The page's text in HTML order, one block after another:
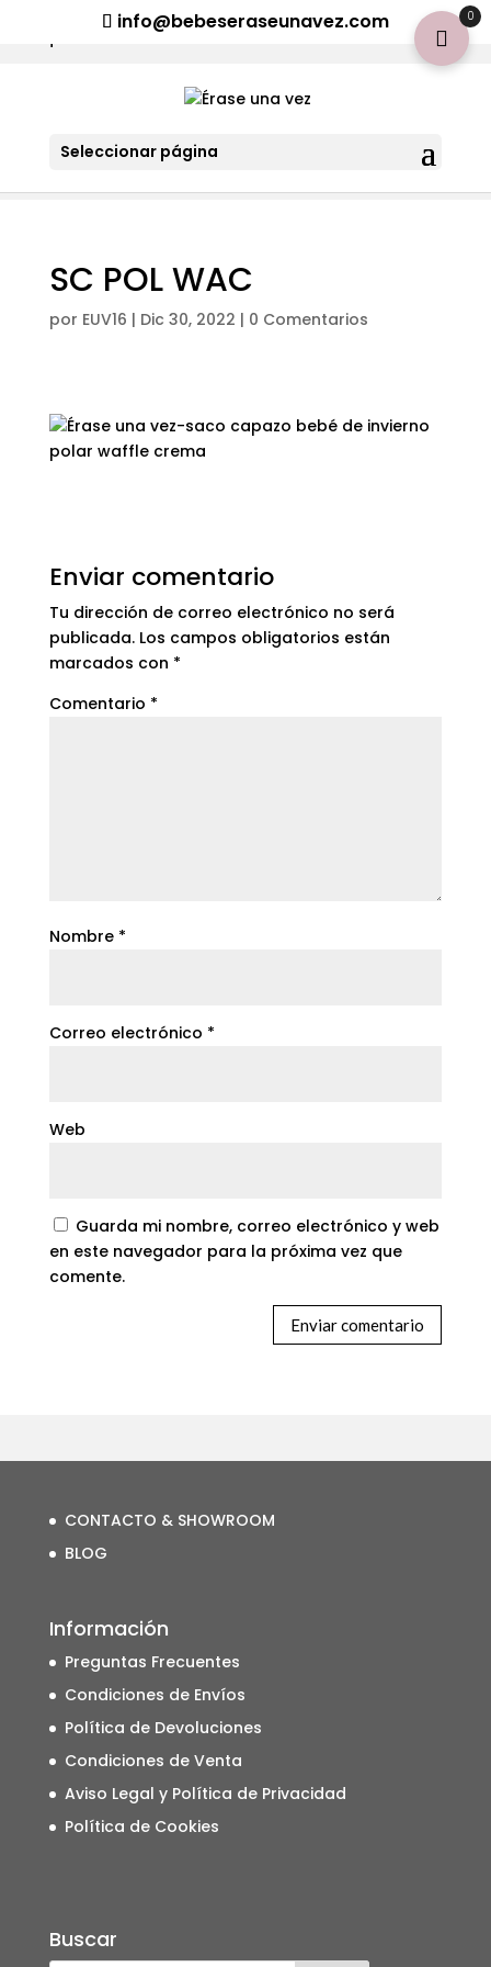
¡Aviso importante para tod@s! Si necesitan más información
info@bebeseraseunavez.com
Seleccionar página
SC POL WAC
por EUV16 | Dic 30, 2022 | 0 Comentarios
Enviar comentario
Tu dirección de correo electrónico no será
publicada. Los campos obligatorios están
marcados con *
Comentario *
Nombre *
Correo electrónico *
Web
Guarda mi nombre, correo electrónico y web
en este navegador para la próxima vez que
comente.
CONTACTO & SHOWROOM
BLOG
Información
Preguntas Frecuentes
Condiciones de Envíos
Política de Devoluciones
Condiciones de Venta
Aviso Legal y Política de Privacidad
Política de Cookies
Buscar
0